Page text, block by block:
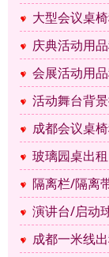
大型会议桌
庆典活动用
会展活动用
活动舞台背
成都会议桌
玻璃园桌出租
隔离栏/隔离
演讲台/启动
成都一米线